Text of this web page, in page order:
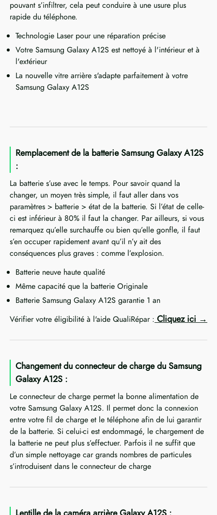
pouvant s’infiltrer, cela peut conduire à une usure plus
rapide du téléphone.
Technologie Laser pour une réparation précise
Votre Samsung Galaxy A12S est nettoyé à l'intérieur et à
l'extérieur
La nouvelle vitre arrière s'adapte parfaitement à votre
Samsung Galaxy A12S
Remplacement de la batterie Samsung Galaxy A12S
:
La batterie s’use avec le temps. Pour savoir quand la
changer, un moyen très simple, il faut aller dans vos
paramètres > batterie > état de la batterie. Si l’état de celle-
ci est inférieur à 80% il faut la changer. Par ailleurs, si vous
remarquez qu’elle surchauffe ou bien qu’elle gonfle, il faut
s’en occuper rapidement avant qu’il n’y ait des
conséquences plus graves : comme l’explosion.
Batterie neuve haute qualité
Même capacité que la batterie Originale
Batterie Samsung Galaxy A12S garantie 1 an
Vérifier votre éligibilité à l'aide QualiRépar : Cliquez ici
Changement du connecteur de charge du Samsung
Galaxy A12S :
Le connecteur de charge permet la bonne alimentation de
votre Samsung Galaxy A12S. Il permet donc la connexion
entre votre fil de charge et le téléphone afin de lui garantir
de la batterie. Si celui-ci est endommagé, le chargement de
la batterie ne peut plus s’effectuer. Parfois il ne suffit que
d’un simple nettoyage car grands nombres de particules
s’introduisent dans le connecteur de charge